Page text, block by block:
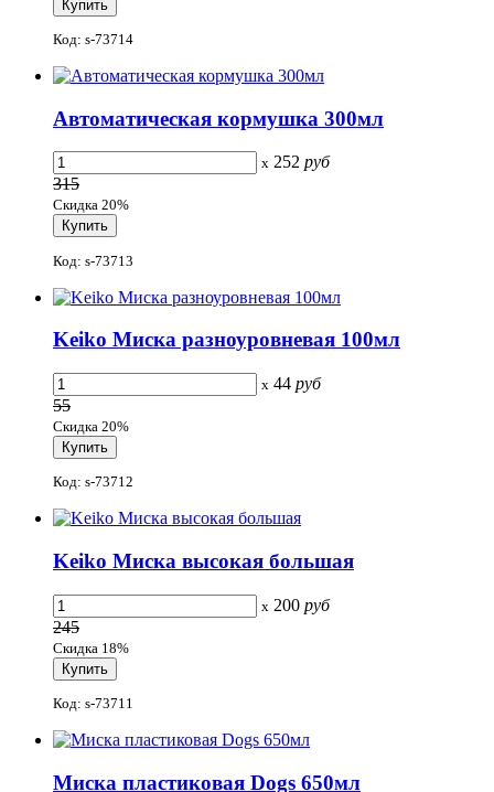
Код: s-73714
Автоматическая кормушка 300мл
x 252 руб
315
Скидка 20%
Код: s-73713
Keiko Миска разноуровневая 100мл
x 44 руб
55
Скидка 20%
Код: s-73712
Keiko Миска высокая большая
x 200 руб
245
Скидка 18%
Код: s-73711
Миска пластиковая Dogs 650мл